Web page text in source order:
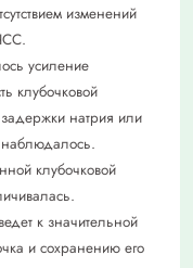
изменений
усиление
клубочковой
натрия или
клубочковой
к значительной
и сохранению его